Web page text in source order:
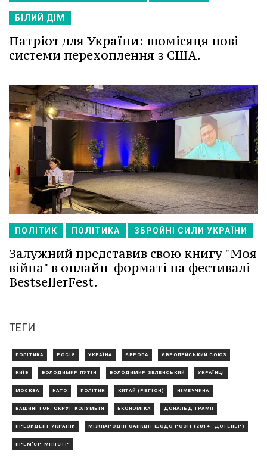
БІЛИЙ ДІМ
Патріот для України: щомісяця нові
системи перехоплення з США.
ПОЛІТИК ПОЛІТИКА ЗБРОЙНІ СИЛИ УКРАЇНИ
Залужний представив свою книгу "Моя
війна" в онлайн-форматі на фестивалі
BestsellerFest.
ТЕГИ
ПОЛІТИКА РОСІЯ УКРАЇНА ЄВРОПА ЄВРОПЕЙСЬКИЙ СОЮЗ
КИЇВ ВОЛОДИМИР ПУТІН ВОЛОДИМИР ЗЕЛЕНСЬКИЙ УКРАЇНЦІ
МОСКВА НАТО ПОЛІТИК КИТАЙ (РЕГІОН) НІМЕЧЧИНА
ВАШИНГТОН, ОКРУГ КОЛУМБІЯ ЕКОНОМІКА ДОНАЛЬД ТРАМП
ПРЕЗИДЕНТ УКРАЇНИ МІЖНАРОДНІ САНКЦІЇ ЩОДО РОСІЇ (2014—ДОТЕПЕР)
ПРЕМ'ЄР-МІНІСТР